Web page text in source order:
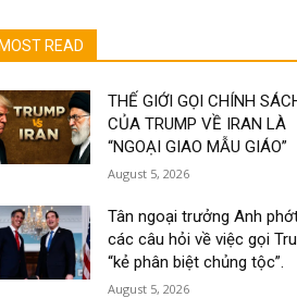
MOST READ
THẾ GIỚI GỌI CHÍNH
CỦA TRUMP VỀ IRAN LÀ
“NGOẠI GIAO MẪU GIÁO”
August 5, 2026
Tân ngoại trưởng Anh
các câu hỏi về việc gọi
“kẻ phân biệt chủng tộc”.
August 5, 2026